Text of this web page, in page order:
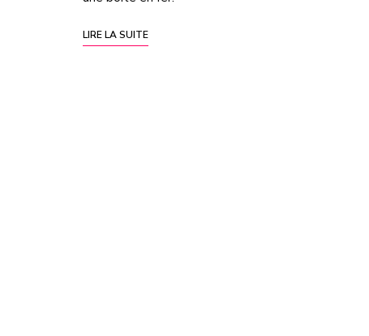
LIRE LA SUITE